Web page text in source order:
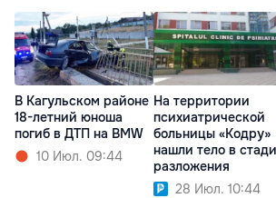
В Кагульском районе
18-летний юноша
погиб в ДТП на BMW
10 Июл. 09:44
На территории
психиатрической
больницы «Кодру»
нашли тело в
разложения
28 Июл. 10:44